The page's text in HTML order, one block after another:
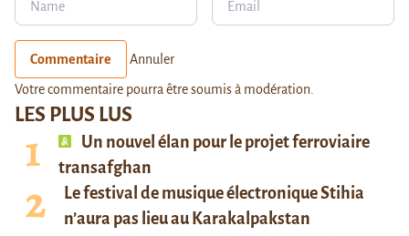
LES PLUS LUS
Un nouvel élan pour le projet ferroviaire
transafghan
Le festival de musique électronique Stihia
n’aura pas lieu au Karakalpakstan
Commentaire Annuler
Votre commentaire pourra être soumis à modération.